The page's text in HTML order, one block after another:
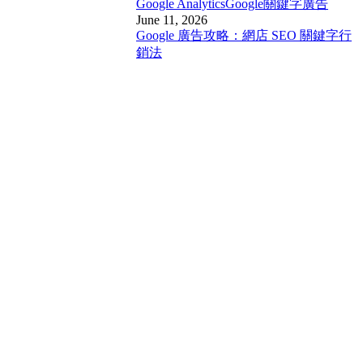
Google AnalyticsGoogle關鍵字廣告
June 11, 2026
Google 廣告攻略：網店 SEO 關鍵字行
銷法